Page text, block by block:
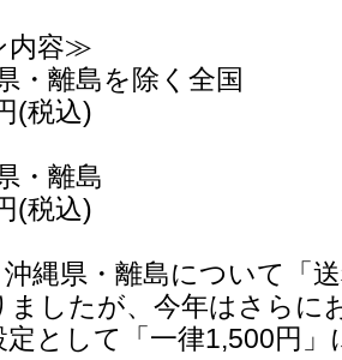
内容≫
・離島を除く全国
(税込)
・離島
(税込)
縄県・離島について「
ましたが、今年はさらに
定として「一律1,500円